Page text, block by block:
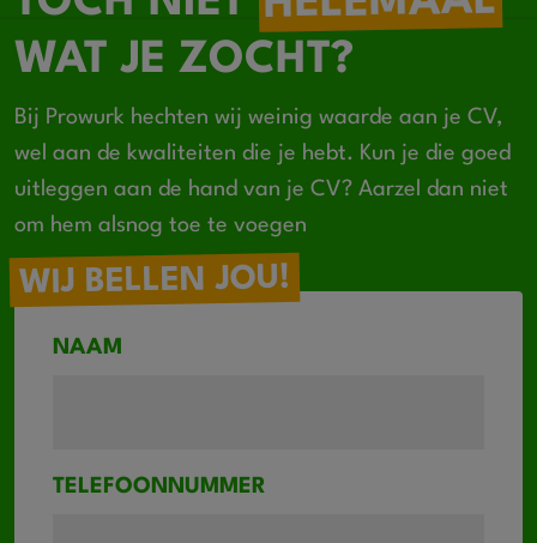
WAT JE ZOCHT?
Bij Prowurk hechten wij weinig waarde aan je CV,
wel aan de kwaliteiten die je hebt. Kun je die goed
uitleggen aan de hand van je CV? Aarzel dan niet
om hem alsnog toe te voegen
WIJ BELLEN JOU!
NAAM
TELEFOONNUMMER